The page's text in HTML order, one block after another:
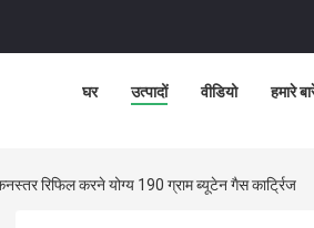
घर उत्पादों वीडियो हमारे
रिफिल करने योग्य 190 ग्राम ब्यूटेन गैस कार्ट्रिज